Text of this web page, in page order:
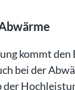
kommt
bei der
der